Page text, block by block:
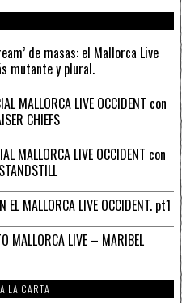
de masas: el Mallorca Live
mutante y plural.
MALLORCA LIVE OCCIDENT con
CHIEFS
MALLORCA LIVE OCCIDENT con
EL MALLORCA LIVE OCCIDENT. pt1
MALLORCA LIVE – MARIBEL
LA CARTA